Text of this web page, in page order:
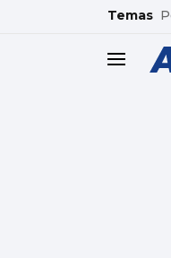
common.go-to-content
Temas